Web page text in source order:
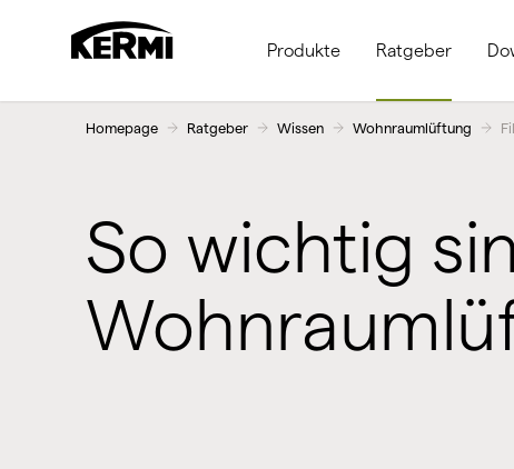
Produkte Ratgeber
Homepage Ratgeber Wissen Wohnraumlüftung
So wichtig